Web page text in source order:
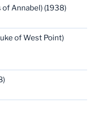
Annabel) (1938)
of West Point)